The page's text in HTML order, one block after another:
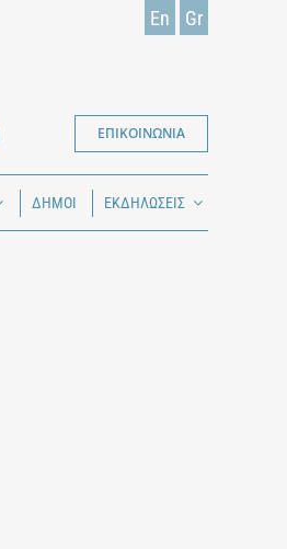
En Gr
ΕΠΙΚΟΙΝΩΝΙΑ
ΔΗΜΟΙ ΕΚΔΗΛΩΣΕΙΣ